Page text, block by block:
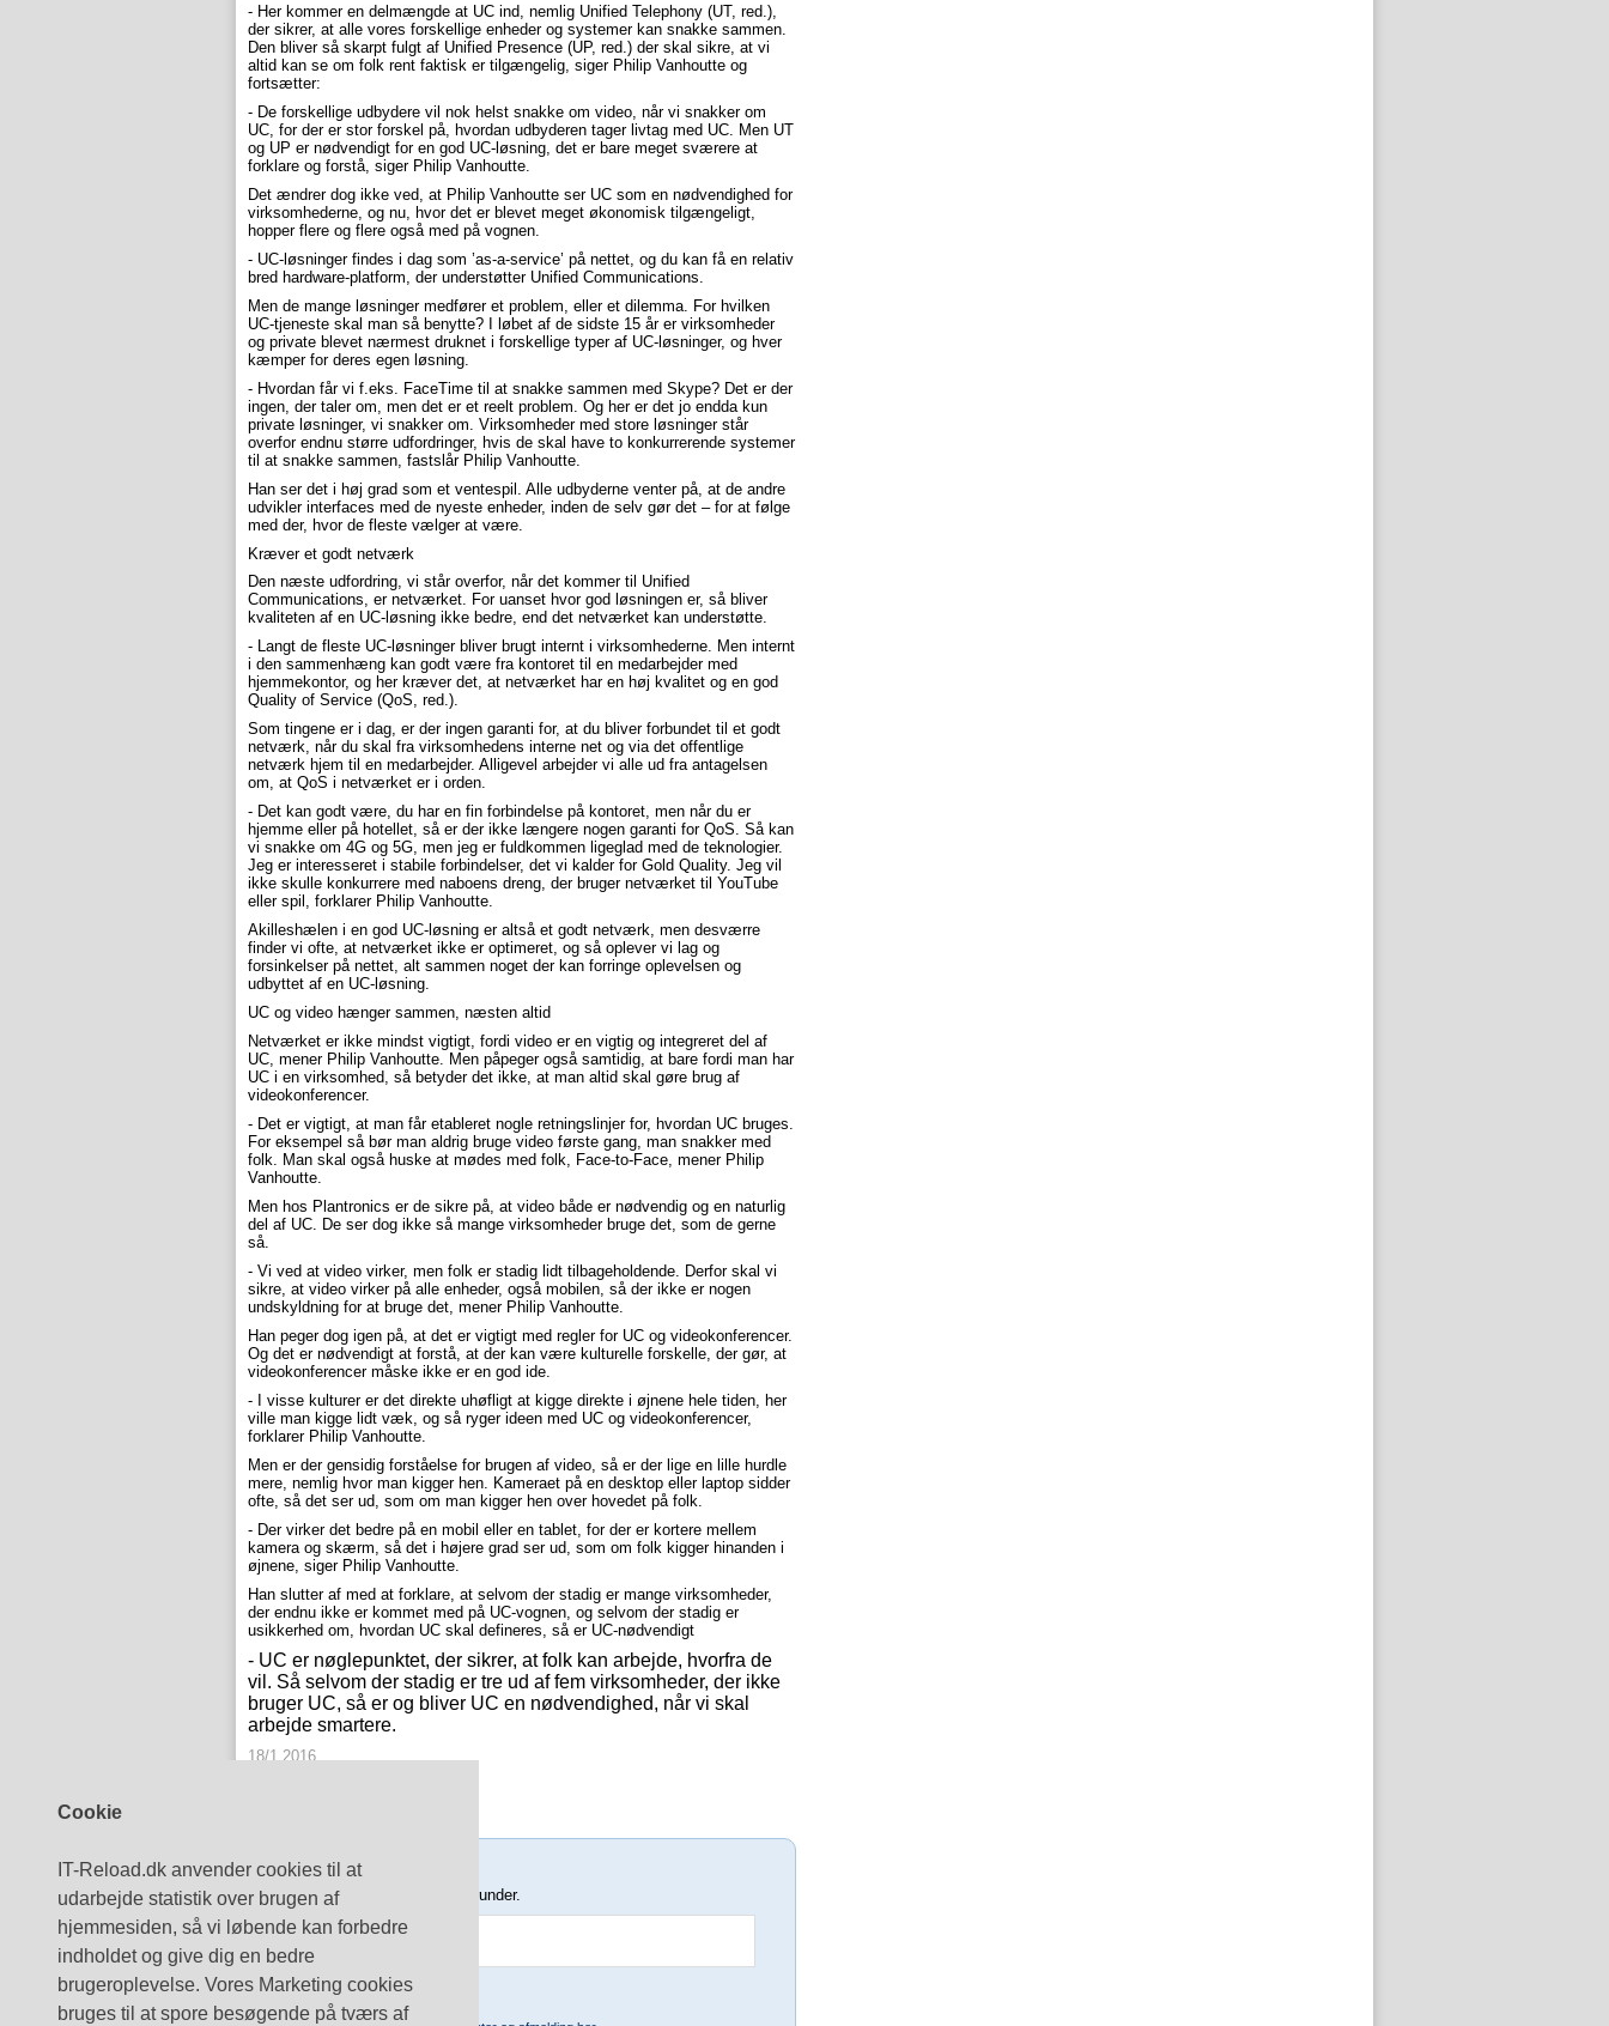
Cookie
IT-Reload.dk anvender cookies til at
udarbejde statistik over brugen af
hjemmesiden, så vi løbende kan forbedre
indholdet og give dig en bedre
brugeroplevelse. Vores Marketing cookies
bruges til at spore besøgende på tværs af
- Her kommer en delmængde at UC ind, nemlig Unified Telephony (UT, red.),
der sikrer, at alle vores forskellige enheder og systemer kan snakke sammen.
Den bliver så skarpt fulgt af Unified Presence (UP, red.) der skal sikre, at vi
altid kan se om folk rent faktisk er tilgængelig, siger Philip Vanhoutte og
fortsætter:
- De forskellige udbydere vil nok helst snakke om video, når vi snakker om
UC, for der er stor forskel på, hvordan udbyderen tager livtag med UC. Men UT
og UP er nødvendigt for en god UC-løsning, det er bare meget sværere at
forklare og forstå, siger Philip Vanhoutte.
Det ændrer dog ikke ved, at Philip Vanhoutte ser UC som en nødvendighed for
virksomhederne, og nu, hvor det er blevet meget økonomisk tilgængeligt,
hopper flere og flere også med på vognen.
- UC-løsninger findes i dag som ’as-a-service’ på nettet, og du kan få en relativ
bred hardware-platform, der understøtter Unified Communications.
Men de mange løsninger medfører et problem, eller et dilemma. For hvilken
UC-tjeneste skal man så benytte? I løbet af de sidste 15 år er virksomheder
og private blevet nærmest druknet i forskellige typer af UC-løsninger, og hver
kæmper for deres egen løsning.
- Hvordan får vi f.eks. FaceTime til at snakke sammen med Skype? Det er der
ingen, der taler om, men det er et reelt problem. Og her er det jo endda kun
private løsninger, vi snakker om. Virksomheder med store løsninger står
overfor endnu større udfordringer, hvis de skal have to konkurrerende systemer
til at snakke sammen, fastslår Philip Vanhoutte.
Han ser det i høj grad som et ventespil. Alle udbyderne venter på, at de andre
udvikler interfaces med de nyeste enheder, inden de selv gør det – for at følge
med der, hvor de fleste vælger at være.
Kræver et godt netværk
Den næste udfordring, vi står overfor, når det kommer til Unified
Communications, er netværket. For uanset hvor god løsningen er, så bliver
kvaliteten af en UC-løsning ikke bedre, end det netværket kan understøtte.
- Langt de fleste UC-løsninger bliver brugt internt i virksomhederne. Men internt
i den sammenhæng kan godt være fra kontoret til en medarbejder med
hjemmekontor, og her kræver det, at netværket har en høj kvalitet og en god
Quality of Service (QoS, red.).
Som tingene er i dag, er der ingen garanti for, at du bliver forbundet til et godt
netværk, når du skal fra virksomhedens interne net og via det offentlige
netværk hjem til en medarbejder. Alligevel arbejder vi alle ud fra antagelsen
om, at QoS i netværket er i orden.
- Det kan godt være, du har en fin forbindelse på kontoret, men når du er
hjemme eller på hotellet, så er der ikke længere nogen garanti for QoS. Så kan
vi snakke om 4G og 5G, men jeg er fuldkommen ligeglad med de teknologier.
Jeg er interesseret i stabile forbindelser, det vi kalder for Gold Quality. Jeg vil
ikke skulle konkurrere med naboens dreng, der bruger netværket til YouTube
eller spil, forklarer Philip Vanhoutte.
Akilleshælen i en god UC-løsning er altså et godt netværk, men desværre
finder vi ofte, at netværket ikke er optimeret, og så oplever vi lag og
forsinkelser på nettet, alt sammen noget der kan forringe oplevelsen og
udbyttet af en UC-løsning.
UC og video hænger sammen, næsten altid
Netværket er ikke mindst vigtigt, fordi video er en vigtig og integreret del af
UC, mener Philip Vanhoutte. Men påpeger også samtidig, at bare fordi man har
UC i en virksomhed, så betyder det ikke, at man altid skal gøre brug af
videokonferencer.
- Det er vigtigt, at man får etableret nogle retningslinjer for, hvordan UC bruges.
For eksempel så bør man aldrig bruge video første gang, man snakker med
folk. Man skal også huske at mødes med folk, Face-to-Face, mener Philip
Vanhoutte.
Men hos Plantronics er de sikre på, at video både er nødvendig og en naturlig
del af UC. De ser dog ikke så mange virksomheder bruge det, som de gerne
så.
- Vi ved at video virker, men folk er stadig lidt tilbageholdende. Derfor skal vi
sikre, at video virker på alle enheder, også mobilen, så der ikke er nogen
undskyldning for at bruge det, mener Philip Vanhoutte.
Han peger dog igen på, at det er vigtigt med regler for UC og videokonferencer.
Og det er nødvendigt at forstå, at der kan være kulturelle forskelle, der gør, at
videokonferencer måske ikke er en god ide.
- I visse kulturer er det direkte uhøfligt at kigge direkte i øjnene hele tiden, her
ville man kigge lidt væk, og så ryger ideen med UC og videokonferencer,
forklarer Philip Vanhoutte.
Men er der gensidig forståelse for brugen af video, så er der lige en lille hurdle
mere, nemlig hvor man kigger hen. Kameraet på en desktop eller laptop sidder
ofte, så det ser ud, som om man kigger hen over hovedet på folk.
- Der virker det bedre på en mobil eller en tablet, for der er kortere mellem
kamera og skærm, så det i højere grad ser ud, som om folk kigger hinanden i
øjnene, siger Philip Vanhoutte.
Han slutter af med at forklare, at selvom der stadig er mange virksomheder,
der endnu ikke er kommet med på UC-vognen, og selvom der stadig er
usikkerhed om, hvordan UC skal defineres, så er UC-nødvendigt
- UC er nøglepunktet, der sikrer, at folk kan arbejde, hvorfra de
vil. Så selvom der stadig er tre ud af fem virksomheder, der ikke
bruger UC, så er og bliver UC en nødvendighed, når vi skal
arbejde smartere.
18/1 2016
Tilmeld nyhedsbrev
Indtast din e-mail-adresse herunder.